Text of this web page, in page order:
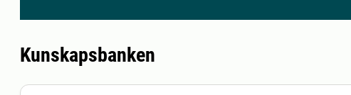
Kunskapsbanken